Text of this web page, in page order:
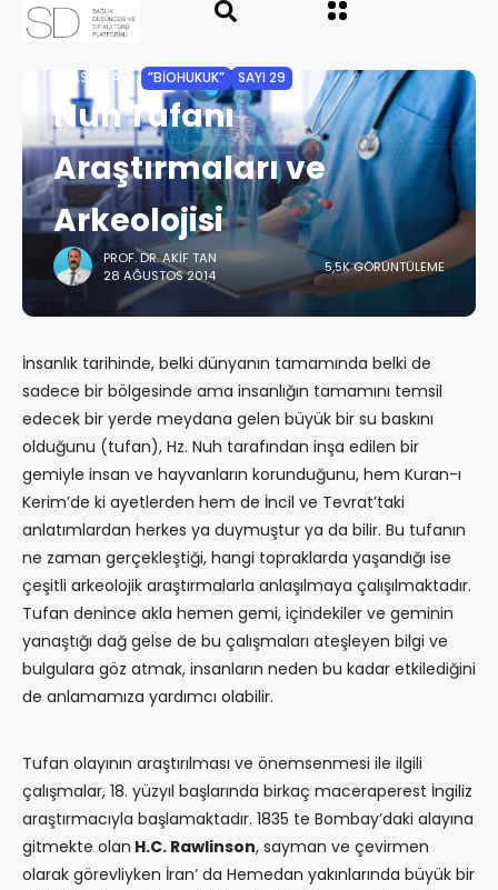
ANASAYFA ”BIOHUKUK” SAYI 29
Nuh Tufanı
Araştırmaları ve
Arkeolojisi
PROF. DR. AKIF TAN
28 AĞUSTOS 2014
5,5K GÖRÜNTÜLEME
İnsanlık tarihinde, belki dünyanın tamamında belki de
sadece bir bölgesinde ama insanlığın tamamını temsil
edecek bir yerde meydana gelen büyük bir su baskını
olduğunu (tufan), Hz. Nuh tarafından inşa edilen bir
gemiyle insan ve hayvanların korunduğunu, hem Kuran-ı
Kerim’de ki ayetlerden hem de İncil ve Tevrat’taki
anlatımlardan herkes ya duymuştur ya da bilir. Bu tufanın
ne zaman gerçekleştiği, hangi topraklarda yaşandığı ise
çeşitli arkeolojik araştırmalarla anlaşılmaya çalışılmaktadır.
Tufan denince akla hemen gemi, içindekiler ve geminin
yanaştığı dağ gelse de bu çalışmaları ateşleyen bilgi ve
bulgulara göz atmak, insanların neden bu kadar etkilediğini
de anlamamıza yardımcı olabilir.
Tufan olayının araştırılması ve önemsenmesi ile ilgili
çalışmalar, 18. yüzyıl başlarında birkaç maceraperest İngiliz
araştırmacıyla başlamaktadır. 1835 te Bombay’daki alayına
gitmekte olan H.C. Rawlinson, sayman ve çevirmen
olarak görevliyken İran’ da Hemedan yakınlarında büyük bir